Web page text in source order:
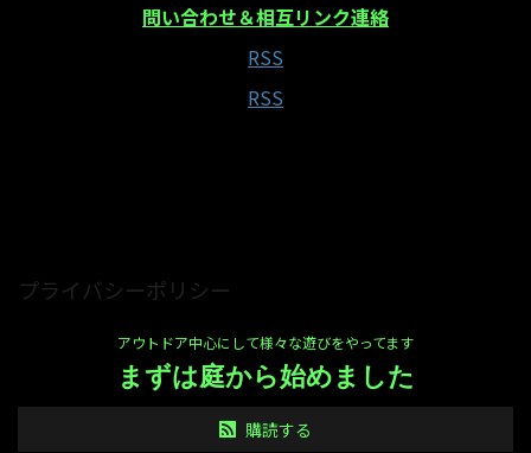
問い合わせ＆相互リンク連絡
RSS
RSS
プライバシーポリシー
アウトドア中心にして様々な遊びをやってます
まずは庭から始めました
購読する